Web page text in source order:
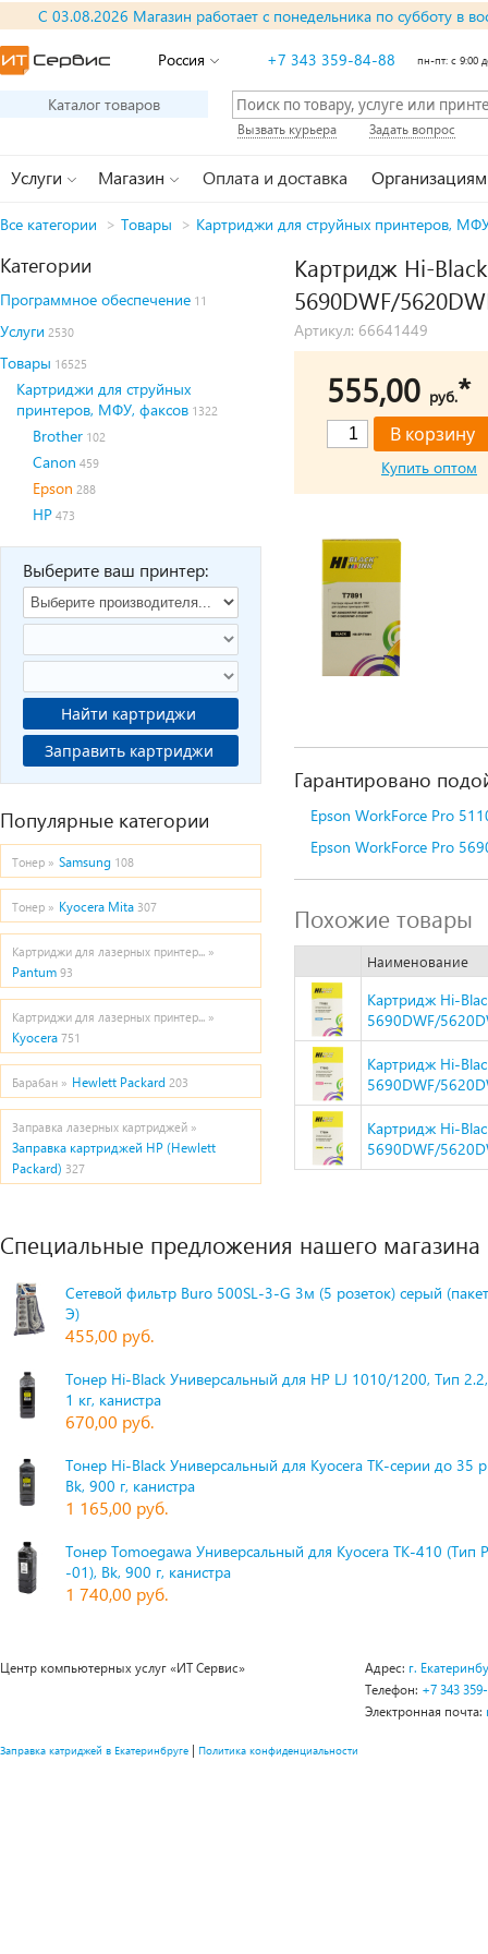
С 03.08.2026 Магазин работает с понедельника по субботу в
Россия +7 343 359-84-88 пн-пт: с 9:00
Каталог товаров
Вызвать курьера Задать вопрос
Услуги Магазин Оплата и доставка Организациям
Все категории > Товары > Картриджи для струйных принтеров,
Категории
Программное обеспечение 11
Услуги 2530
Товары 16525
Картриджи для струйных
принтеров, МФУ, факсов 1322
Brother 102
Canon 459
Epson 288
HP 473
Выберите ваш принтер:
Найти картриджи
Заправить картриджи
Популярные категории
Тонер » Samsung 108
Тонер » Kyocera Mita 307
Картриджи для лазерных принтер... »
Pantum 93
Картриджи для лазерных принтер... »
Kyocera 751
Барабан » Hewlett Packard 203
Заправка лазерных картриджей »
Заправка картриджей HP (Hewlett
Packard) 327
Картридж Hi-
5690DWF/
Артикул: 66641449
555,00 руб.*
Купить оптом
Гарантировано
Epson WorkForce Pro
Epson WorkForce Pro
Похожие товары
Наименование
Картридж Hi-
5690DWF/
Картридж Hi-
5690DWF/
Картридж Hi-
5690DWF/
Специальные предложения нашего магазина
Сетевой фильтр Buro 500SL-3-G 3м (5 розеток) серый
Э)
455,00 руб.
Тонер Hi-Black Универсальный для HP LJ 1010/1200, Тип
1 кг, канистра
670,00 руб.
Тонер Hi-Black Универсальный для Kyocera TK-серии до 35
Bk, 900 г, канистра
1 165,00 руб.
Тонер Tomoegawa Универсальный для Kyocera TK-410 (Тип
-01), Bk, 900 г, канистра
1 740,00 руб.
Центр компьютерных услуг «ИТ Сервис» Адрес: г.
Телефон: +7 343
Электронная почта:
Заправка катриджей в Екатеринбруге | Политика конфиденциальности